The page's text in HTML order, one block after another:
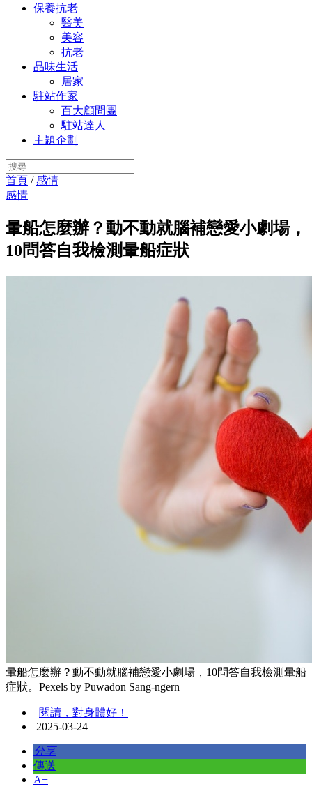
保養抗老
醫美
美容
抗老
品味生活
居家
駐站作家
百大顧問團
駐站達人
主題企劃
首頁 /感情
感情
暈船怎麼辦？動不動就腦補戀愛小劇場，
10問答自我檢測暈船症狀
暈船怎麼辦？動不動就腦補戀愛小劇場，10問答自我檢測暈船
症狀。Pexels by Puwadon Sang-ngern
閱讀，對身體好！
2025-03-24
分享
傳送
A+